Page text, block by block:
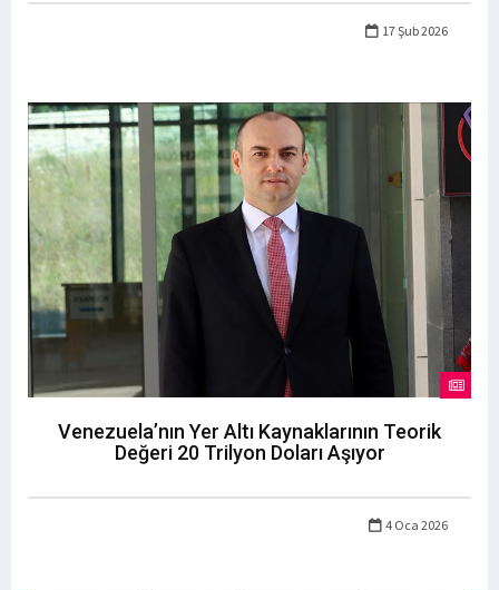
17 Şub 2026
Venezuela’nın Yer Altı Kaynaklarının Teorik
Değeri 20 Trilyon Doları Aşıyor
4 Oca 2026